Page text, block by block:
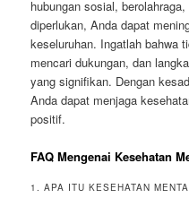
hubungan sosial,
diperlukan, Anda dapat
keseluruhan. Ingatlah bahwa
mencari dukungan, dan
yang signifikan. Dengan
Anda dapat menjaga
positif.
FAQ Mengenai Kesehatan
1. APA ITU KESEHATAN